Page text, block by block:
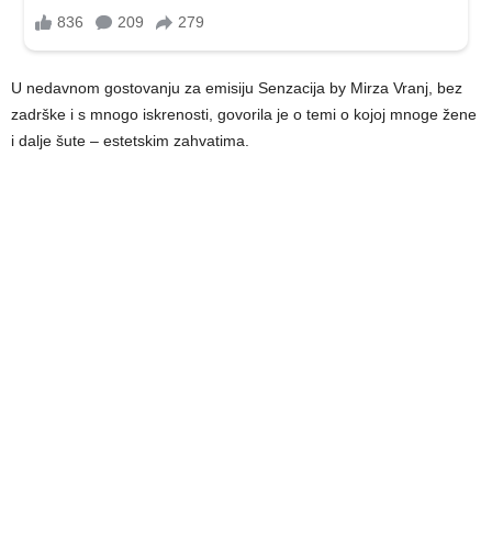
U nedavnom gostovanju za emisiju Senzacija by Mirza Vranj, bez
zadrške i s mnogo iskrenosti, govorila je o temi o kojoj mnoge žene
i dalje šute – estetskim zahvatima.